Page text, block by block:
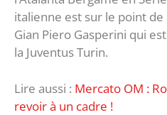
italienne est sur le point
Gian Piero Gasperini qui
la Juventus Turin.
Lire aussi : Mercato OM :
revoir à un cadre !